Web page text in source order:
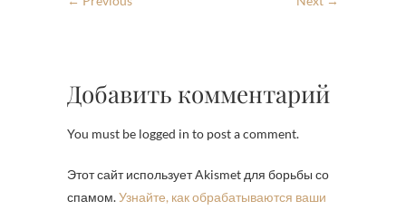
Добавить комментарий
You must be logged in to post a comment.
Этот сайт использует Akismet для борьбы со
спамом.Узнайте, как обрабатываются ваши